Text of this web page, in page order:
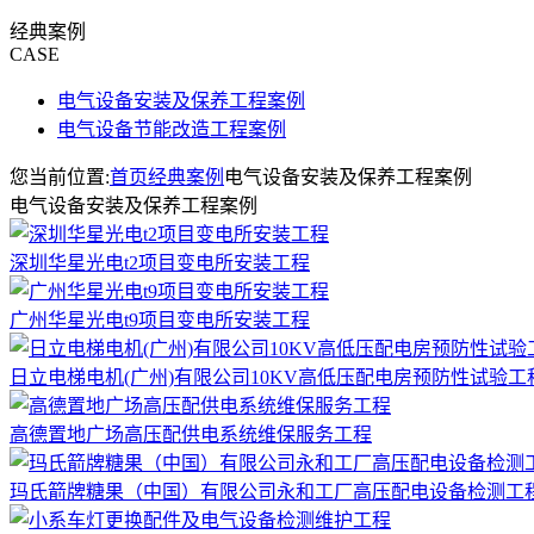
经典案例
CASE
电气设备安装及保养工程案例
电气设备节能改造工程案例
您当前位置:首页经典案例 电气设备安装及保养工程案例
电气设备安装及保养工程案例
深圳华星光电t2项目变电所安装工程
广州华星光电t9项目变电所安装工程
日立电梯电机(广州)有限公司10KV高低压配电房预防性试验工
高德置地广场高压配供电系统维保服务工程
玛氏箭牌糖果（中国）有限公司永和工厂高压配电设备检测工